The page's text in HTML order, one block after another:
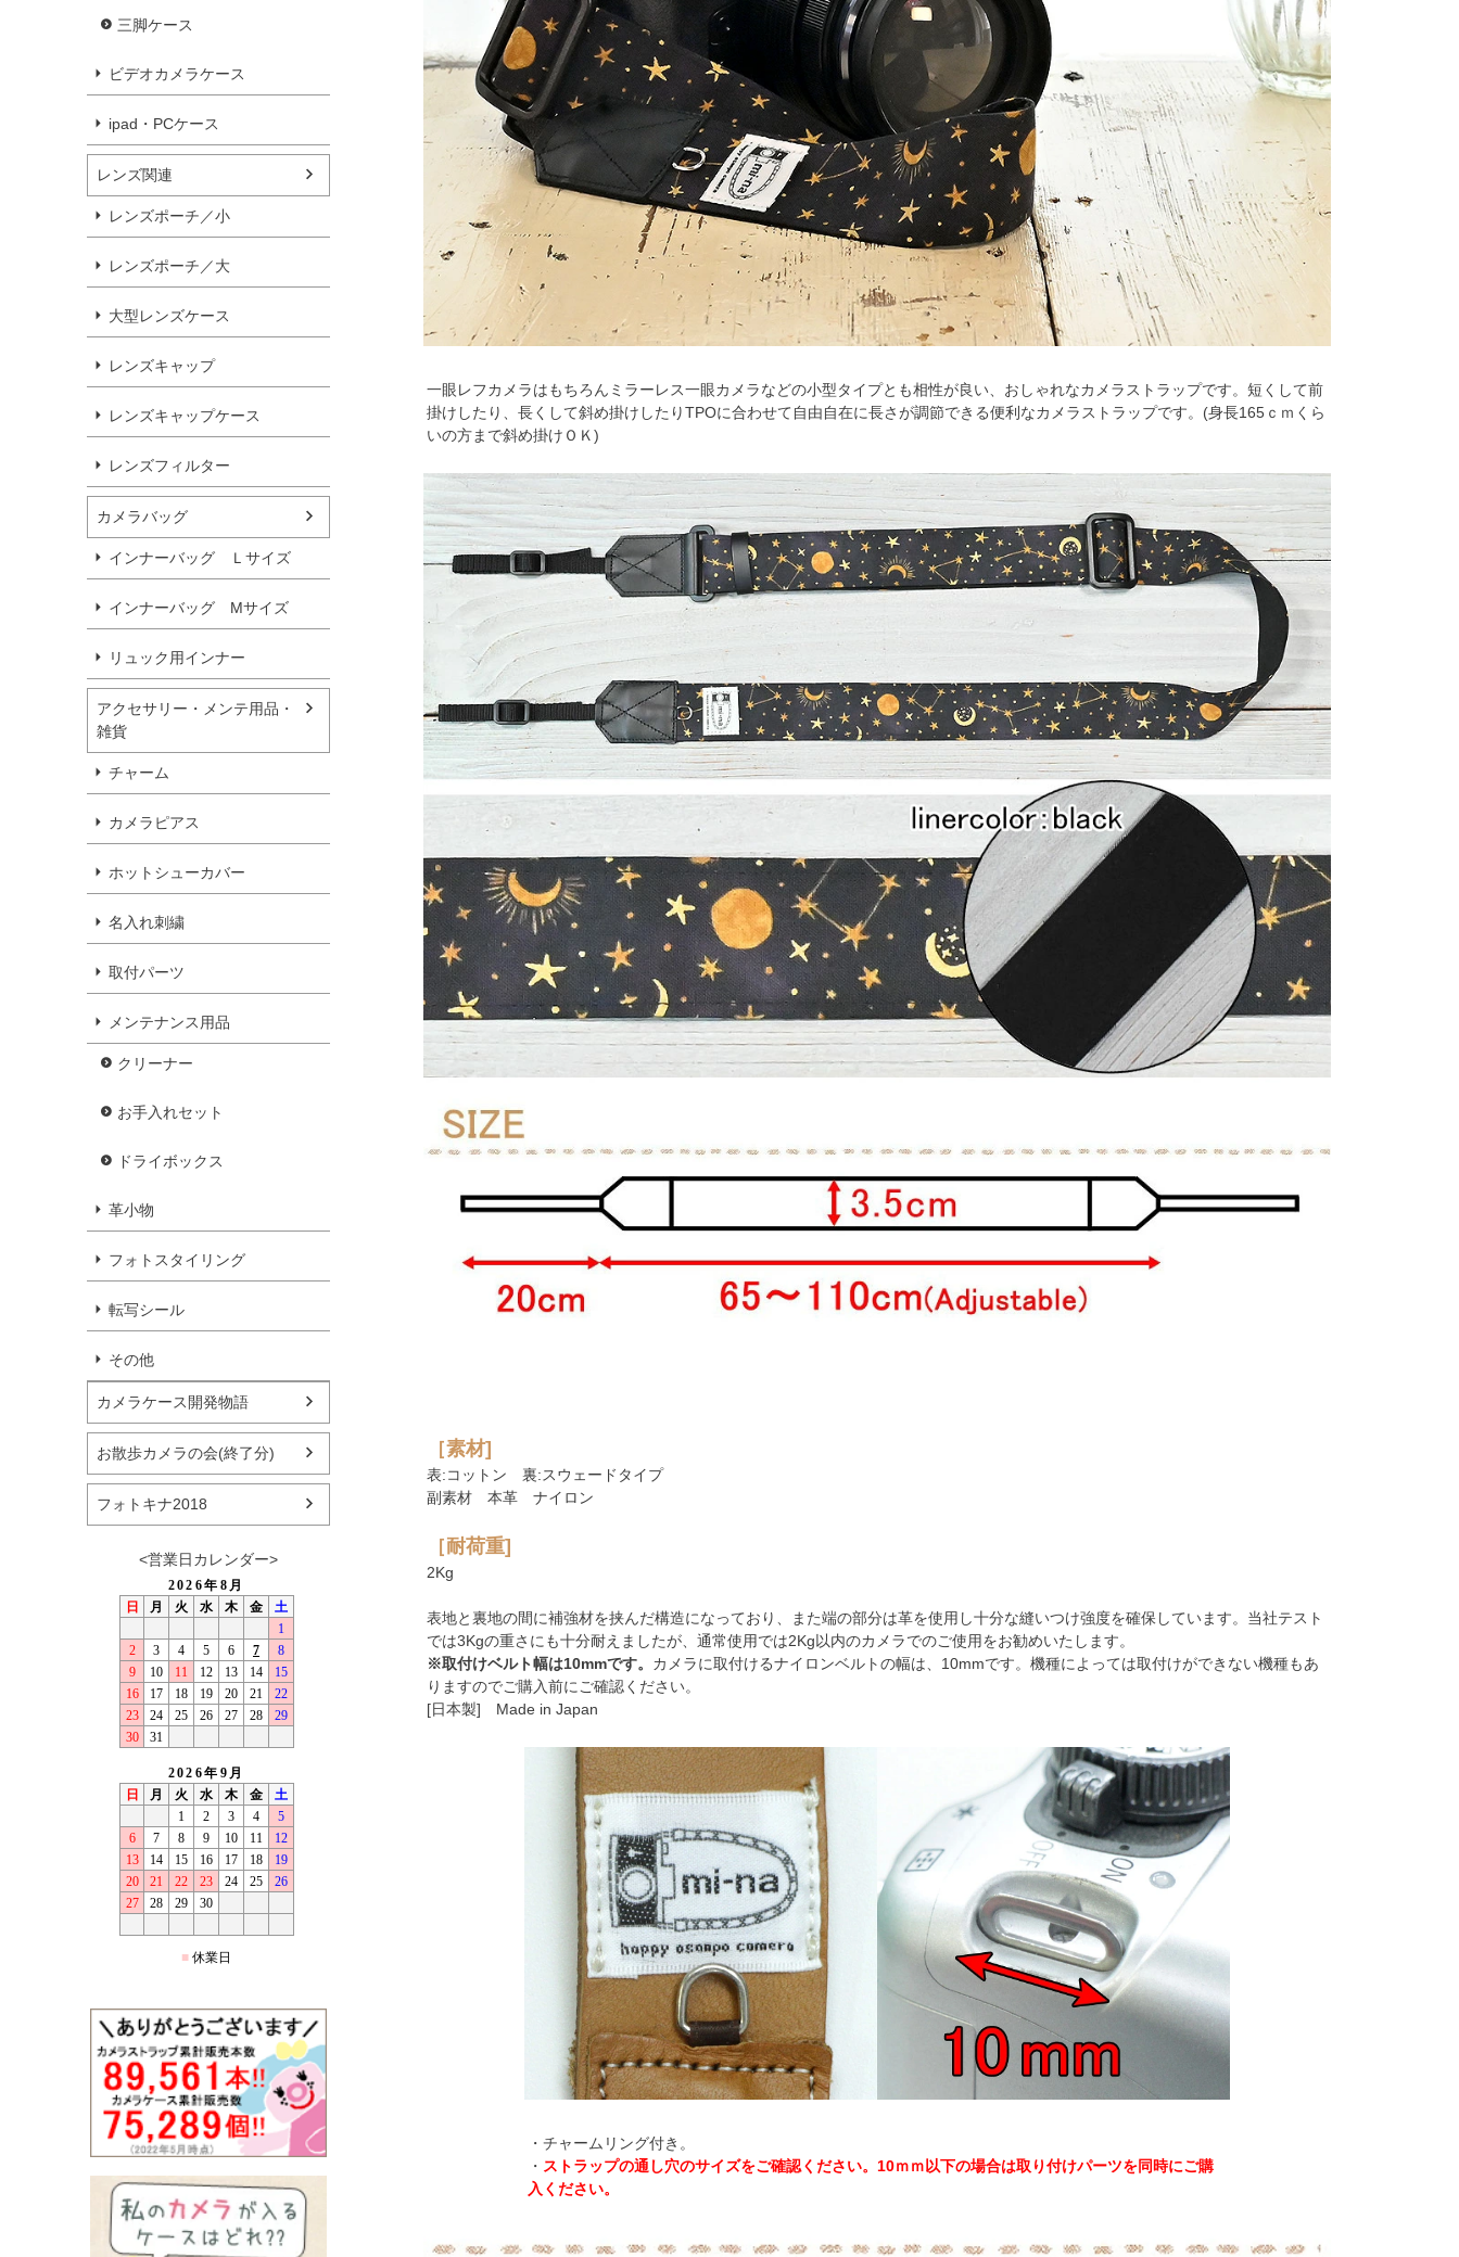
三脚ケース
ビデオカメラケース
ipad・PCケース
レンズ関連
レンズポーチ／小
レンズポーチ／大
大型レンズケース
レンズキャップ
レンズキャップケース
レンズフィルター
カメラバッグ
インナーバッグ Ｌサイズ
インナーバッグ Мサイズ
リュック用インナー
アクセサリー・メンテ用品・
雑貨
チャーム
カメラピアス
ホットシューカバー
名入れ刺繍
取付パーツ
メンテナンス用品
クリーナー
お手入れセット
ドライボックス
革小物
フォトスタイリング
転写シール
その他
カメラケース開発物語
お散歩カメラの会(終了分)
フォトキナ2018
<営業日カレンダー>
一眼レフカメラはもちろんミラーレス一眼カメラなどの小型タイプとも相性が良い、おしゃれなカメラストラップです。短くして前
掛けしたり、長くして斜め掛けしたりTPOに合わせて自由自在に長さが調節できる便利なカメラストラップです。(身長165ｃｍくら
いの方まで斜め掛けＯＫ)
［素材]
表:コットン 裏:スウェードタイプ
副素材 本革 ナイロン
［耐荷重]
2Kg
表地と裏地の間に補強材を挟んだ構造になっており、また端の部分は革を使用し十分な縫いつけ強度を確保しています。当社テスト
では3Kgの重さにも十分耐えましたが、通常使用では2Kg以内のカメラでのご使用をお勧めいたします。
※取付けベルト幅は10mmです。 カメラに取付けるナイロンベルトの幅は、10mmです。機種によっては取付けができない機種もあ
りますのでご購入前にご確認ください。
[日本製] Made in Japan
・チャームリング付き。
・ ストラップの通し穴のサイズをご確認ください。10ｍｍ以下の場合は取り付けパーツを同時にご購
入ください。